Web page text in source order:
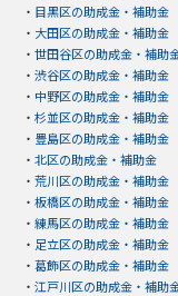
・ 目黒区の助成金・補助金
・ 大田区の助成金・補助金
・ 世田谷区の助成金・補助
・ 渋谷区の助成金・補助金
・ 中野区の助成金・補助金
・ 杉並区の助成金・補助金
・ 豊島区の助成金・補助金
・ 北区の助成金・補助金
・ 荒川区の助成金・補助金
・ 板橋区の助成金・補助金
・ 練馬区の助成金・補助金
・ 足立区の助成金・補助金
・ 葛飾区の助成金・補助金
・ 江戸川区の助成金・補助